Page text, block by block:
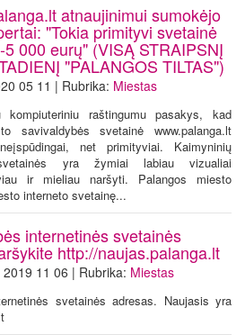
atnaujinimui sumokėjo
"Tokia primityvi svetainė
000 eurų" (VISĄ STRAIPSNĮ
"PALANGOS TILTAS")
05 11 | Rubrika: Miestas
raštingumu pasakys, kad
savivaldybės svetainė www.palanga.lt
net primityviai. Kaimyninių
yra žymiai labiau vizualiai
ir mieliau naršyti. Palangos miesto
interneto svetainę...
internetinės svetainės
http://naujas.palanga.lt
11 06 | Rubrika: Miestas
svetainės adresas. Naujasis yra